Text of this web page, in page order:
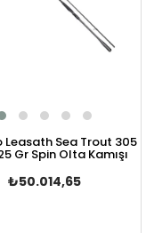
Leasath Sea Trout 305
Gr Spin Olta Kamışı
₺50.014,65